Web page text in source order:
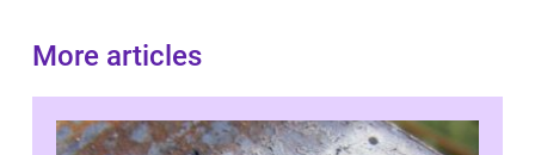
More articles